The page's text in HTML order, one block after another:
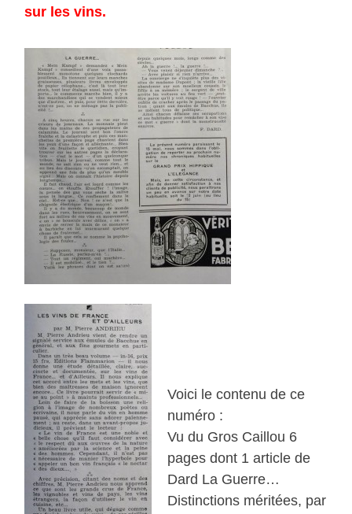
sur les vins.
Voici le contenu de ce
numéro :
Vu du Gros Caillou 6
pages dont 1 article de
Dard La Guerre…
Distinctions méritées, par